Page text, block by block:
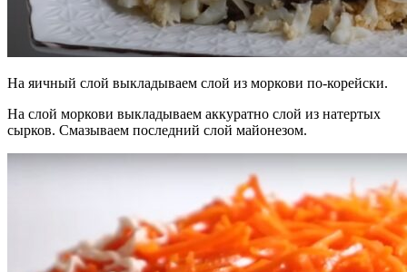
На яичный слой выкладываем слой из моркови по-корейски.
На слой моркови выкладываем аккуратно слой из натертых
сырков. Смазываем последний слой майонезом.